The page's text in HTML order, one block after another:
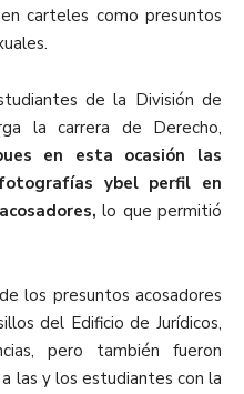
carteles como presuntos
de la División de
la carrera de Derecho,
en esta ocasión las
ybel perfil en
lo que permitió
los presuntos acosadores
del Edificio de Jurídicos,
pero también fueron
las y los estudiantes con la